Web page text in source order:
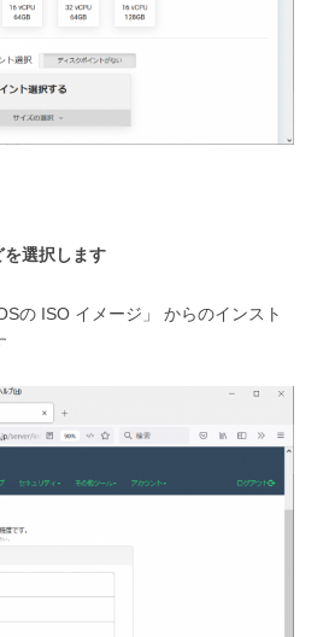
を選択します
の ISO イメージ」 からのインスト